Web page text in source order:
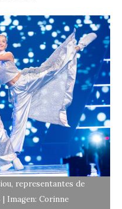
representantes de
Imagen: Corinne